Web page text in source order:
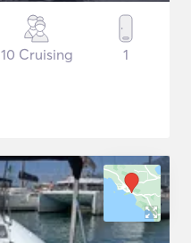
10 Cruising 1